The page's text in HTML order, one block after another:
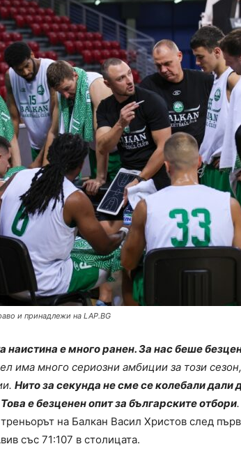
и принадлежи на LAP.BG
наистина е много ранен. За нас беше
има много сериозни амбиции за този
Нито за секунда не сме се колебали дали
е безценен опит за българските отбори
треньорът на Балкан Васил Христов след
със 71:107 в столицата.